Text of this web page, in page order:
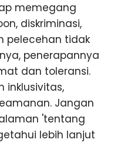
memegang
diskriminasi,
pelecehan tidak
penerapannya
dan toleransi.
inklusivitas,
Jangan
'tentang
lebih lanjut